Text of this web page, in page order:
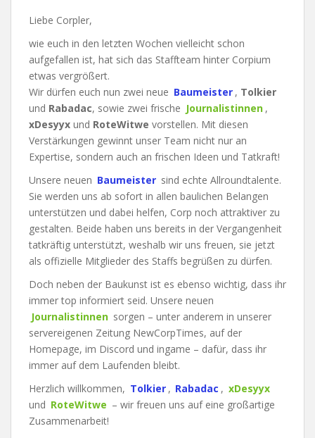
Liebe Corpler,
wie euch in den letzten Wochen vielleicht schon
aufgefallen ist, hat sich das Staffteam hinter Corpium
etwas vergrößert.
Wir dürfen euch nun zwei neue Baumeister , Tolkier
und Rabadac, sowie zwei frische Journalistinnen ,
xDesyyx und RoteWitwe vorstellen. Mit diesen
Verstärkungen gewinnt unser Team nicht nur an
Expertise, sondern auch an frischen Ideen und Tatkraft!
Unsere neuen Baumeister sind echte Allroundtalente.
Sie werden uns ab sofort in allen baulichen Belangen
unterstützen und dabei helfen, Corp noch attraktiver zu
gestalten. Beide haben uns bereits in der Vergangenheit
tatkräftig unterstützt, weshalb wir uns freuen, sie jetzt
als offizielle Mitglieder des Staffs begrüßen zu dürfen.
Doch neben der Baukunst ist es ebenso wichtig, dass ihr
immer top informiert seid. Unsere neuen
Journalistinnen sorgen – unter anderem in unserer
servereigenen Zeitung NewCorpTimes, auf der
Homepage, im Discord und ingame – dafür, dass ihr
immer auf dem Laufenden bleibt.
Herzlich willkommen, Tolkier , Rabadac , xDesyyx
und RoteWitwe – wir freuen uns auf eine großartige
Zusammenarbeit!